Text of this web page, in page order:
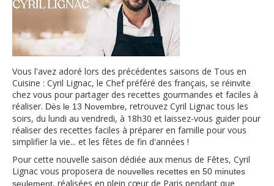
Vous l'avez adoré lors des précédentes saisons de Tous en
Cuisine : Cyril Lignac, le Chef préféré des français, se réinvite
chez vous pour partager des recettes gourmandes et faciles à
réaliser. Dès le 13 Novembre, retrouvez Cyril Lignac tous les
soirs, du lundi au vendredi, à 18h30 et laissez-vous guider pour
réaliser des recettes faciles à préparer en famille pour vous
simplifier la vie... et les fêtes de fin d'années !
Pour cette nouvelle saison dédiée aux menus de Fêtes, Cyril
Lignac vous proposera de nouvelles recettes en 50 minutes
seulement, réalisées en plein cœur de Paris pendant que